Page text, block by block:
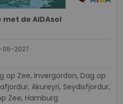
met de AIDAsol
05-2027
Akureyri, Seydisfjordur,
Zee, Hamburg